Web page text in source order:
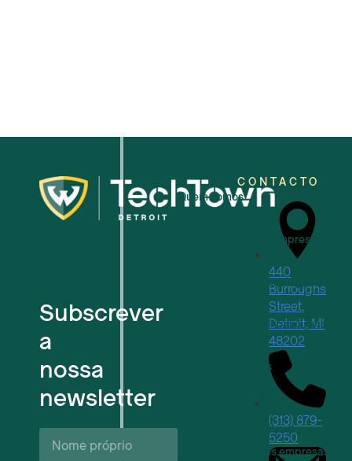
Subscrever
a
nossa
newsletter
Nome
próprio*
Quem somos
Para as pequenas empresas
Para empresas tecnológicas em
Espaços de trabalho flexíveis
Reservas de locais
Próximos eventos
Apoio e recursos às empresas
CONTACTO
440
Burroughs
Street,
Detroit, MI
48202
(313) 879-
5250